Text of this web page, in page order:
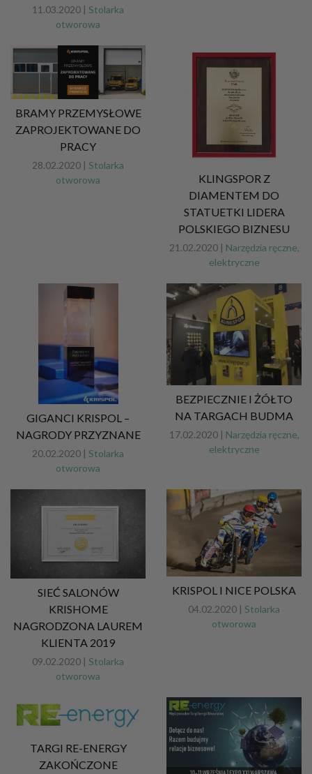
11.03.2020 | Stolarka
otworowa
BRAMY PRZEMYSŁOWE
ZAPROJEKTOWANE DO
PRACY
28.02.2020 | Stolarka
otworowa
KLINGSPOR Z
DIAMENTEM DO
STATUETKI LIDERA
POLSKIEGO BIZNESU
21.02.2020 | Narzędzia ręczne,
elektryczne
GIGANCI KRISPOL –
NAGRODY PRZYZNANE
20.02.2020 | Stolarka
otworowa
BEZPIECZNIE I ŻÓŁTO
NA TARGACH BUDMA
17.02.2020 | Narzędzia ręczne,
elektryczne
SIEĆ SALONÓW
KRISHOME
NAGRODZONA LAUREM
KLIENTA 2019
09.02.2020 | Stolarka
otworowa
KRISPOL I NICE POLSKA
04.02.2020 | Stolarka
otworowa
TARGI RE-ENERGY
ZAKOŃCZONE